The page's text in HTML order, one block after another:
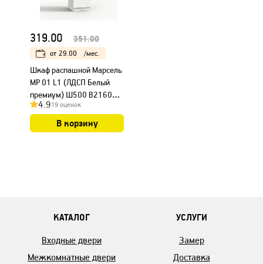
319.00 351.00
от 29.00 /мес.
Шкаф распашной Марсель
МР 01 L1 (ЛДСП Белый
премиум) Ш500 В2160
Г580
4.919 оценок
В корзину
КАТАЛОГ
Входные двери
Межкомнатные двери
УСЛУГИ
Замер
Доставка